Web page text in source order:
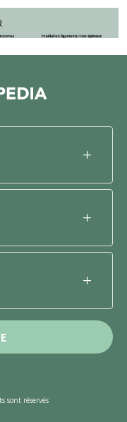
sont réservés